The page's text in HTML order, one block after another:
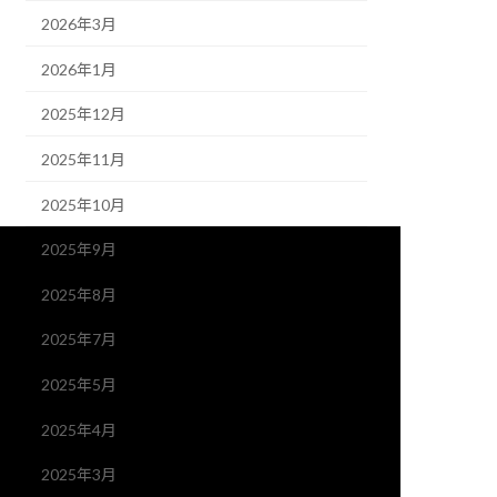
2026年3月
2026年1月
2025年12月
2025年11月
2025年10月
2025年9月
2025年8月
2025年7月
2025年5月
2025年4月
2025年3月